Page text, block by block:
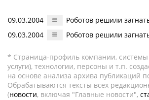
09.03.2004
Роботов решили
09.03.2004
Роботов решили
* Страница-профиль компании, системы
услуги), технологии, персоны и т.п.
на основе анализа архива публикаций
Обрабатываются тексты всех
(новости, включая "Главные новости",